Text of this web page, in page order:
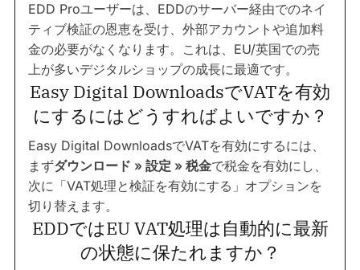
EDD Proユーザーは、EDDのサーバー経由でのネイ
ティブ検証の恩恵を受け、外部アカウントや追加料
金の必要がなくなります。これは、EU/英国での売
上が多いデジタルショップの成長に最適です。
Easy Digital DownloadsでVATを有効
にするにはどうすればよいですか？
Easy Digital DownloadsでVATを有効にするには、
まずダウンロード » 設定 » 税金で税金を有効にし、
次に「VAT処理と検証を有効にする」オプションを
切り替えます。
EDDではEU VAT処理は自動的に最新
の状態に保たれますか？